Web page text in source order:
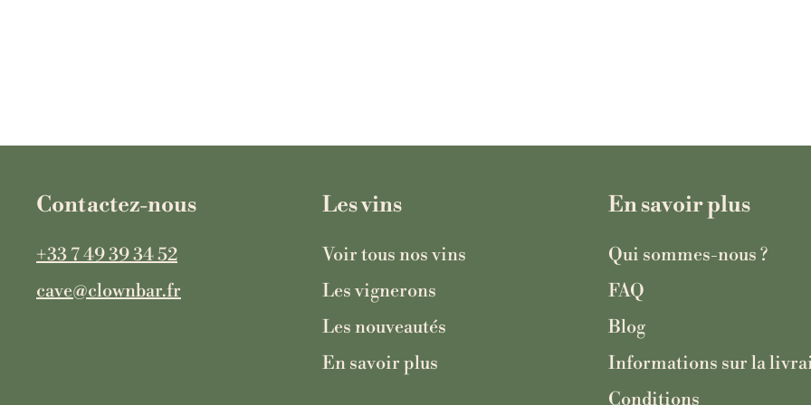
Contactez-nous
+33 7 49 39 34 52
cave@clownbar.fr
Les vins
Voir tous nos vins
Les vignerons
Les nouveautés
En savoir plus
En savoir plus
Qui sommes-nous ?
FAQ
Blog
Informations sur la
Conditions